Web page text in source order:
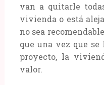
van a quitarle
vivienda o está
no sea
que una vez que se
proyecto, la
valor.